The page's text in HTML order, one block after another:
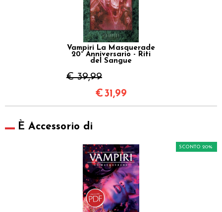
Vampiri La Masquerade
20° Anniversario - Riti
del Sangue
€ 39,99
€31,99
È Accessorio di
SCONTO 20%